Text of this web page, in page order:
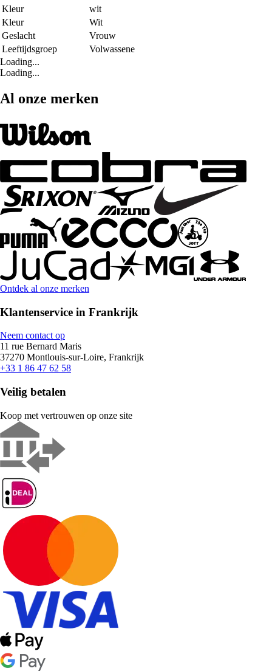
Kleur
wit
Kleur
Wit
Geslacht
Vrouw
Leeftijdsgroep
Volwassene
Loading...
Loading...
Al onze merken
Ontdek al onze merken
Klantenservice in Frankrijk
Neem contact op
11 rue Bernard Maris
37270 Montlouis-sur-Loire, Frankrijk
+33 1 86 47 62 58
Veilig betalen
Koop met vertrouwen op onze site